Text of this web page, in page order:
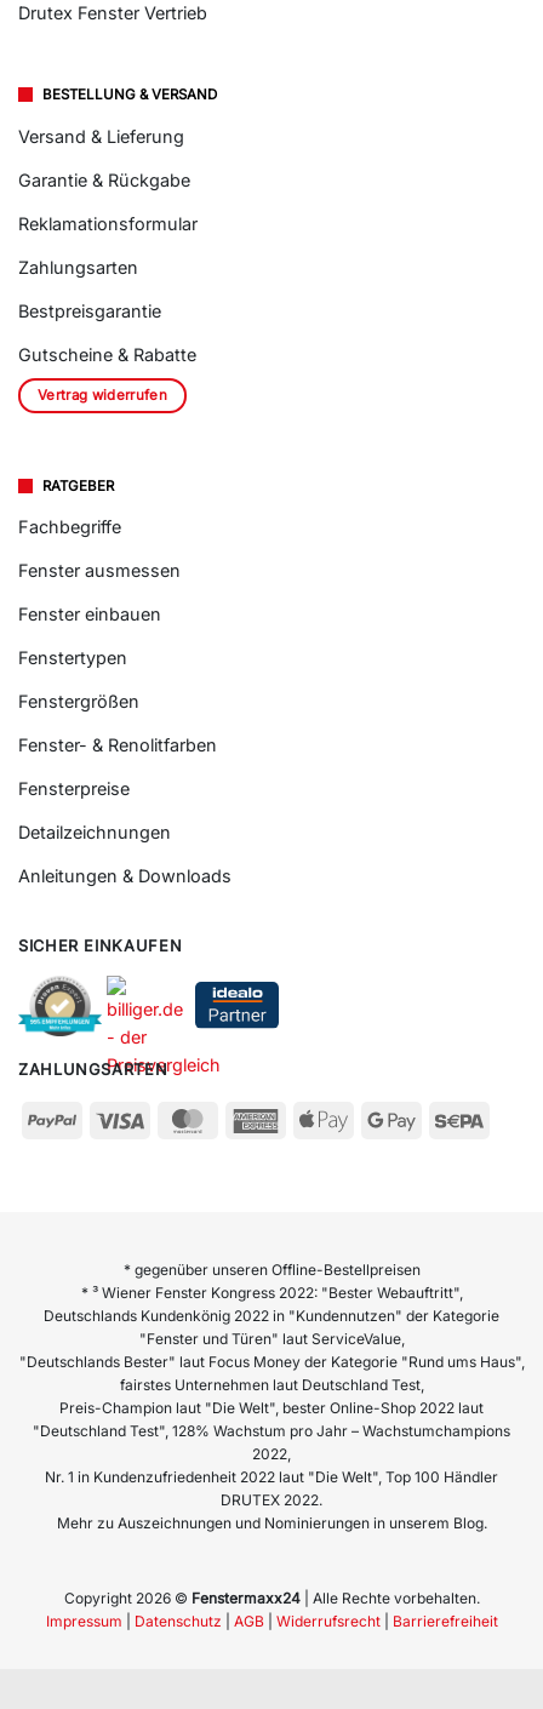
Drutex Fenster Vertrieb
BESTELLUNG & VERSAND
Versand & Lieferung
Garantie & Rückgabe
Reklamationsformular
Zahlungsarten
Bestpreisgarantie
Gutscheine & Rabatte
Vertrag widerrufen
RATGEBER
Fachbegriffe
Fenster ausmessen
Fenster einbauen
Fenstertypen
Fenstergrößen
Fenster- & Renolitfarben
Fensterpreise
Detailzeichnungen
Anleitungen & Downloads
SICHER EINKAUFEN
ZAHLUNGSARTEN
* gegenüber unseren Offline-Bestellpreisen
* ³ Wiener Fenster Kongress 2022: "Bester Webauftritt",
Deutschlands Kundenkönig 2022 in "Kundennutzen" der Kategorie
"Fenster und Türen" laut ServiceValue,
"Deutschlands Bester" laut Focus Money der Kategorie "Rund ums Haus",
fairstes Unternehmen laut Deutschland Test,
Preis-Champion laut "Die Welt", bester Online-Shop 2022 laut
"Deutschland Test", 128% Wachstum pro Jahr – Wachstumchampions
2022,
Nr. 1 in Kundenzufriedenheit 2022 laut "Die Welt", Top 100 Händler
DRUTEX 2022.
Mehr zu Auszeichnungen und Nominierungen in unserem Blog.
Copyright 2026 © Fenstermaxx24| Alle Rechte vorbehalten.
Impressum
Datenschutz AGB| Widerrufsrecht| Barrierefreiheit